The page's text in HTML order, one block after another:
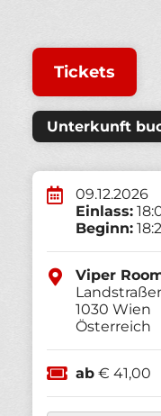
Tickets
Unterkunft
09.12.2026
Einlass:
Beginn:
Viper
1030 Wien
Österreich
ab € 41,00